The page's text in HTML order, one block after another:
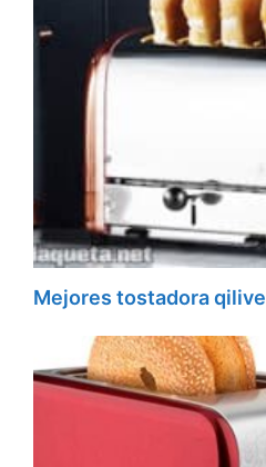
Mejores tostadora qilive